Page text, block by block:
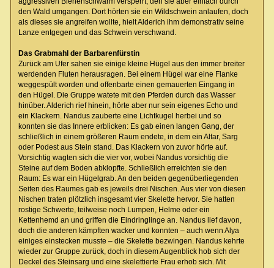
den Wald umgangen. Dort hörten sie ein Wildschwein anlaufen, doch
als dieses sie angreifen wollte, hielt Alderich ihm demonstrativ seine
Lanze entgegen und das Schwein verschwand.
Das Grabmahl der Barbarenfürstin
Zurück am Ufer sahen sie einige kleine Hügel aus den immer breiter
werdenden Fluten herausragen. Bei einem Hügel war eine Flanke
weggespült worden und offenbarte einen gemauerten Eingang in
den Hügel. Die Gruppe watete mit den Pferden durch das Wasser
hinüber. Alderich rief hinein, hörte aber nur sein eigenes Echo und
ein Klackern. Nandus zauberte eine Lichtkugel herbei und so
konnten sie das Innere erblicken: Es gab einen langen Gang, der
schließlich in einem größeren Raum endete, in dem ein Altar, Sarg
oder Podest aus Stein stand. Das Klackern von zuvor hörte auf.
Vorsichtig wagten sich die vier vor, wobei Nandus vorsichtig die
Steine auf dem Boden abklopfte. Schließlich erreichten sie den
Raum: Es war ein Hügelgrab. An den beiden gegenüberliegenden
Seiten des Raumes gab es jeweils drei Nischen. Aus vier von diesen
Nischen traten plötzlich insgesamt vier Skelette hervor. Sie hatten
rostige Schwerte, teilweise noch Lumpen, Helme oder ein
Kettenhemd an und griffen die Eindringlinge an. Nandus lief davon,
doch die anderen kämpften wacker und konnten – auch wenn Alya
einiges einstecken musste – die Skelette bezwingen. Nandus kehrte
wieder zur Gruppe zurück, doch in diesem Augenblick hob sich der
Deckel des Steinsarg und eine skelettierte Frau erhob sich. Mit